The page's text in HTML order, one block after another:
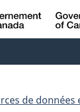
au
à
de données